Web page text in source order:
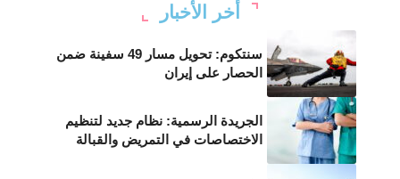
أخر الأخبار
سنتكوم: تحويل مسار 49 سفينة ضمن
الحصار على إيران
الجريدة الرسمية: نظام جديد لتنظيم
الاختصاصات في التمريض والقبالة